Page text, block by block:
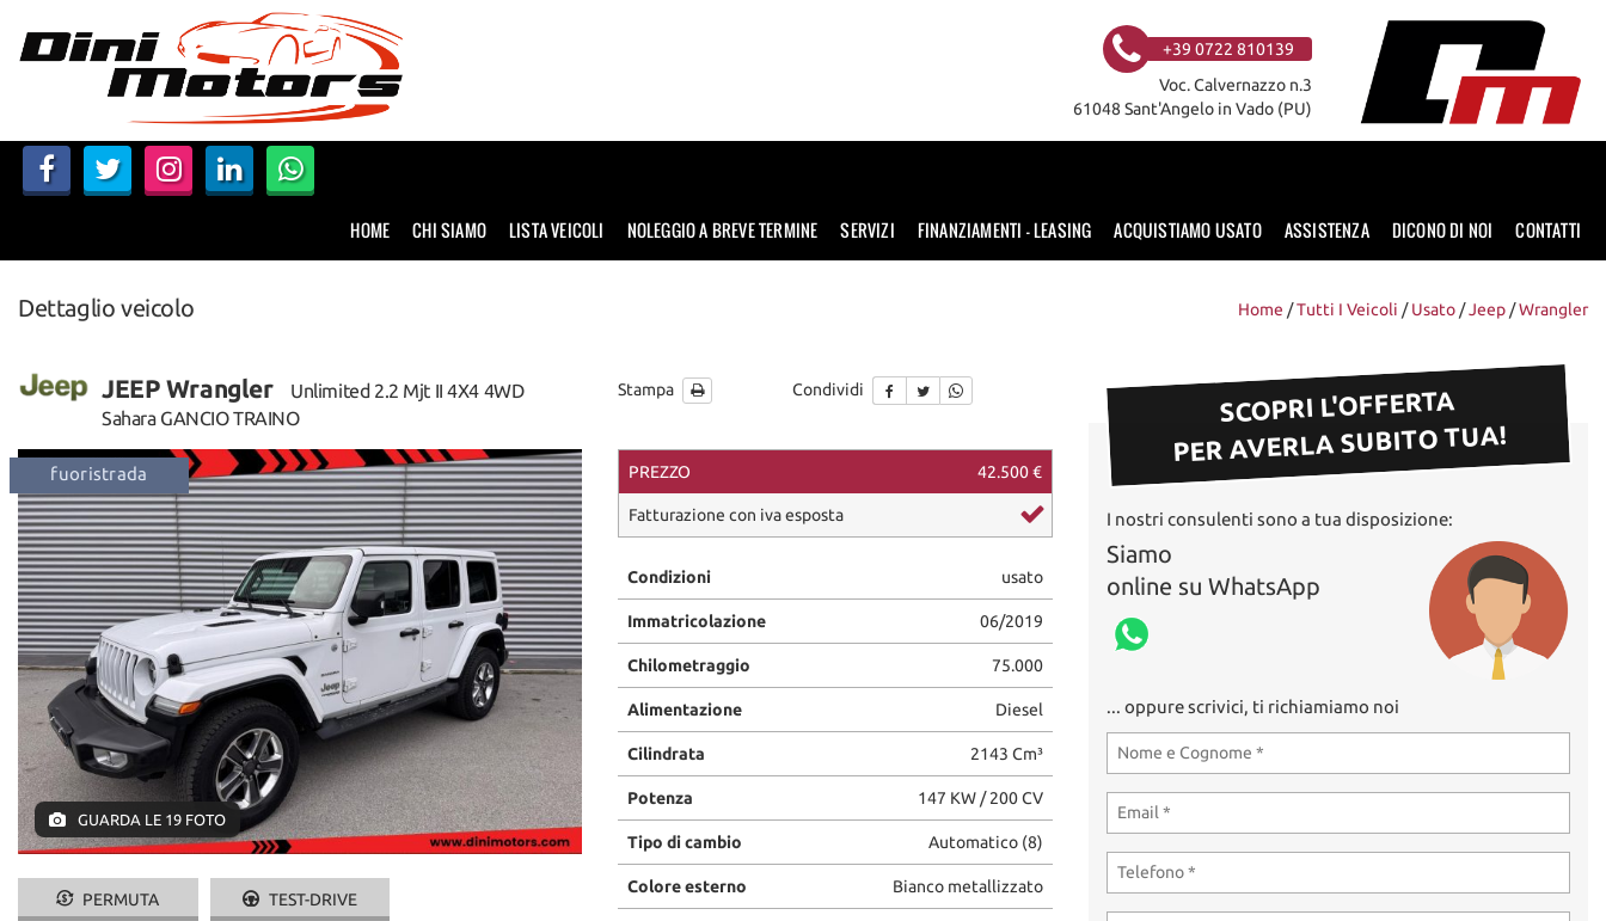
HOME
LISTA VEICOLI
SERVIZI
FINANZIAMENTI – LEASING
ACQUISTIAMO USATO
ASSISTENZA
DICONO DI NOI
CONTATTI
+39 0722 810139
Voc. Calvernazzo n.3
61048 Sant'Angelo in Vado (PU)
HOME CHI SIAMO LISTA VEICOLI NOLEGGIO A BREVE TERMINE SERVIZI FINANZIAMENTI – LEASING ACQUISTIAMO USATO ASSISTENZA DICONO DI NOI CONTATTI
Dettaglio veicolo Home /Tutti I Veicoli /Usato /Jeep /Wrangler
JEEP Wrangler
Unlimited 2.2 Mjt II 4X4 4WD
Sahara GANCIO TRAINO
Stampa Condividi
trazione integrale disponibile
GUARDA LE 19 FOTO
PERMUTA TEST-DRIVE
PREZZO 42.500 €
Fatturazione con iva esposta
Condizioni usato
Immatricolazione 06/2019
Chilometraggio 75.000
Alimentazione Diesel
Cilindrata 2143 Cm³
Potenza 147 KW / 200 CV
Tipo di cambio Automatico (8)
Colore esterno Bianco metallizzato
SCOPRI L'OFFERTA
PER AVERLA SUBITO TUA!
I nostri consulenti sono a tua disposizione:
Siamo
online su WhatsApp
... oppure scrivici, ti richiamiamo noi